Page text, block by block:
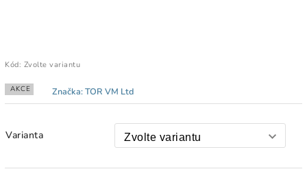
Kód: Zvolte variantu
AKCE Značka:TOR VM Ltd
Varianta